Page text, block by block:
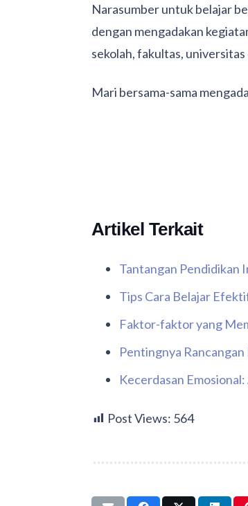
Narasumber untuk belajar
dengan mengadakan
sekolah, fakultas,
Mari bersama-sama
Artikel Terkait
Tantangan Pendidikan
Tips Cara Belajar
Faktor-faktor yang
Pentingnya
Kecerdasan
Post Views: 564